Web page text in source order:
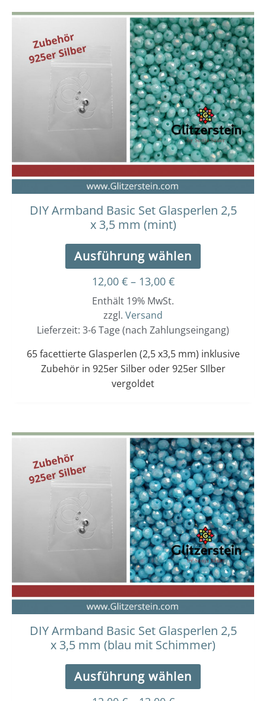
DIY Armband Basic Set Glasperlen 2,5
x 3,5 mm (mint)
Ausführung wählen
Dieses
Produkt
weist
mehrere
Varianten
auf.
Die
Optionen
können
auf
der
werden
12,00 € – 13,00 €
Preisspanne:
12,00 €
bis
13,00 €
Enthält 19% MwSt.
zzgl. Versand
Lieferzeit: 3-6 Tage (nach Zahlungseingang)
65 facettierte Glasperlen (2,5 x3,5 mm) inklusive
Zubehör in 925er Silber oder 925er SIlber
vergoldet
DIY Armband Basic Set Glasperlen 2,5
x 3,5 mm (blau mit Schimmer)
Ausführung wählen
Dieses
Produkt
weist
mehrere
Varianten
auf.
Die
Optionen
können
auf
der
werden
Preisspanne:
12,00 €
bis
13,00 €